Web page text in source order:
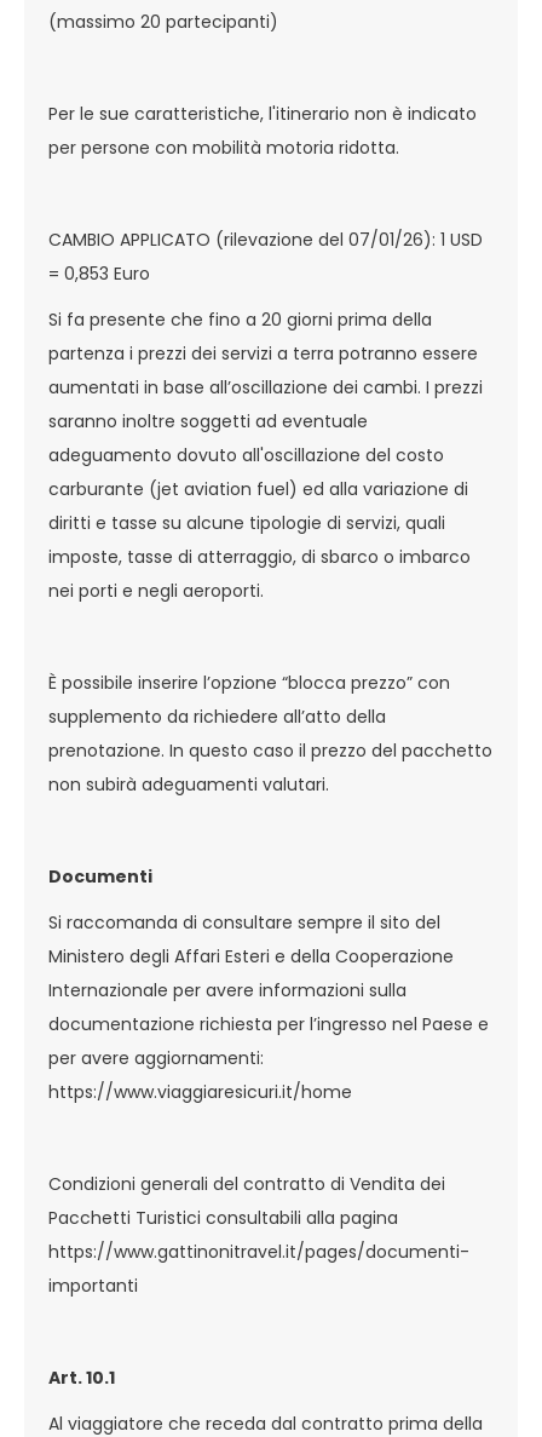
(massimo 20 partecipanti)
Per le sue caratteristiche, l'itinerario non è indicato
per persone con mobilità motoria ridotta.
CAMBIO APPLICATO (rilevazione del 07/01/26): 1 USD
= 0,853 Euro
Si fa presente che fino a 20 giorni prima della
partenza i prezzi dei servizi a terra potranno essere
aumentati in base all’oscillazione dei cambi. I prezzi
saranno inoltre soggetti ad eventuale
adeguamento dovuto all'oscillazione del costo
carburante (jet aviation fuel) ed alla variazione di
diritti e tasse su alcune tipologie di servizi, quali
imposte, tasse di atterraggio, di sbarco o imbarco
nei porti e negli aeroporti.
È possibile inserire l’opzione “blocca prezzo” con
supplemento da richiedere all’atto della
prenotazione. In questo caso il prezzo del pacchetto
non subirà adeguamenti valutari.
Documenti
Si raccomanda di consultare sempre il sito del
Ministero degli Affari Esteri e della Cooperazione
Internazionale per avere informazioni sulla
documentazione richiesta per l’ingresso nel Paese e
per avere aggiornamenti:
https://www.viaggiaresicuri.it/home
Condizioni generali del contratto di Vendita dei
Pacchetti Turistici consultabili alla pagina
https://www.gattinonitravel.it/pages/documenti-
importanti
Art. 10.1
Al viaggiatore che receda dal contratto prima della